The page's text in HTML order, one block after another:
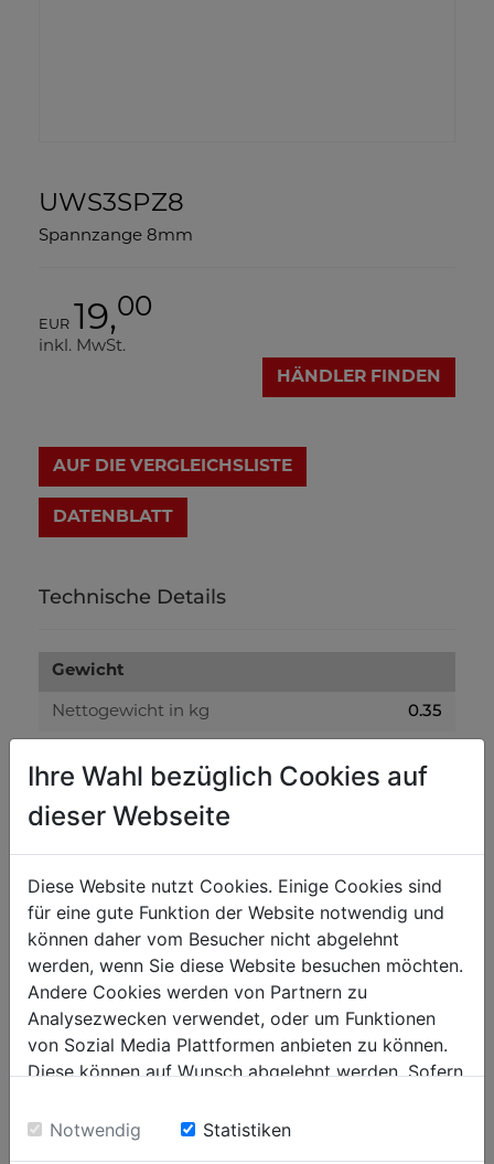
UWS3SPZ8
Spannzange 8mm
EUR 19,00
inkl. MwSt.
HÄNDLER FINDEN
AUF DIE VERGLEICHSLISTE
DATENBLATT
Technische Details
Gewicht
Nettogewicht in kg 0.35
Versandmaße
Verpackungshöhe in mm 40
Verpackungsbreite in mm 40
Verpackungslänge in mm
BELIEBTE PRODUKTE
Ihre Wahl bezüglich Cookies auf
dieser Webseite
Diese Website nutzt Cookies. Einige Cookies sind
für eine gute Funktion der Website notwendig und
können daher vom Besucher nicht abgelehnt
werden, wenn Sie diese Website besuchen möchten.
Andere Cookies werden von Partnern zu
Analysezwecken verwendet, oder um Funktionen
von Sozial Media Plattformen anbieten zu können.
Diese können auf Wunsch abgelehnt werden. Sofern
Einwilligung zu unseren Cookies.
Notwendig Statistiken